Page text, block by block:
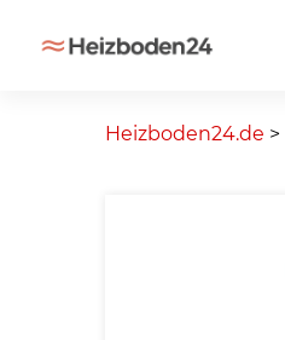
Heizboden24.de >